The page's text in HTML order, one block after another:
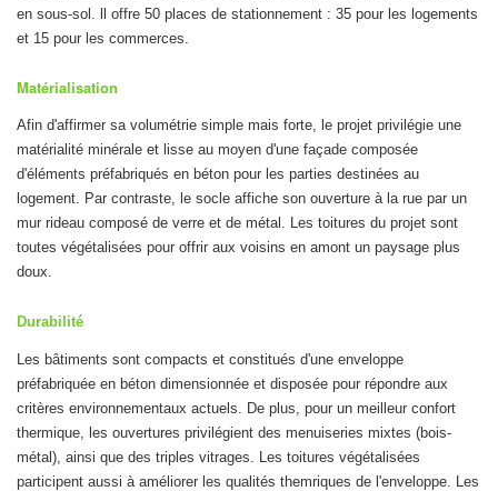
en sous-sol. ll offre 50 places de stationnement : 35 pour les logements
et 15 pour les commerces.
Matérialisation
Afin d'affirmer sa volumétrie simple mais forte, le projet privilégie une
matérialité minérale et lisse au moyen d'une façade composée
d'éléments préfabriqués en béton pour les parties destinées au
logement. Par contraste, le socle affiche son ouverture à la rue par un
mur rideau composé de verre et de métal. Les toitures du projet sont
toutes végétalisées pour offrir aux voisins en amont un paysage plus
doux.
Durabilité
Les bâtiments sont compacts et constitués d'une enveloppe
préfabriquée en béton dimensionnée et disposée pour répondre aux
critères environnementaux actuels. De plus, pour un meilleur confort
thermique, les ouvertures privilégient des menuiseries mixtes (bois-
métal), ainsi que des triples vitrages. Les toitures végétalisées
participent aussi à améliorer les qualités themriques de l'enveloppe. Les